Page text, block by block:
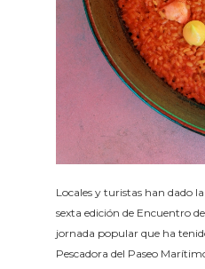
Locales y turistas han dado
sexta edición de Encuentro
jornada popular que ha
Pescadora del Paseo